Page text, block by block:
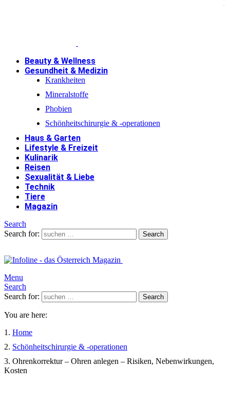
Beauty & Wellness
Gesundheit & Medizin
Krankheiten
Mineralstoffe
Phobien
Schönheitschirurgie & -operationen
Haus & Garten
Lifestyle & Freizeit
Kulinarik
Reisen
Sexualität & Liebe
Technik
Tiere
Magazin
Search
Search for:
Search
Menu
Search
Search for:
Search
You are here:
Home
Schönheitschirurgie & -operationen
Ohrenkorrektur – Ohren anlegen – Risiken, Nebenwirkungen,
Kosten